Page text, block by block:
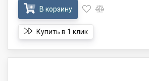
В корзину
Купить в 1 клик